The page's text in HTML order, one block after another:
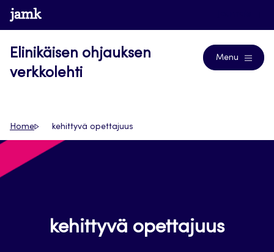
Siirry
suoraan
www.jamk.fi
Elinikäisen ohjauksen
verkkolehti
Menu
Home kehittyvä opettajuus
kehittyvä opettajuus